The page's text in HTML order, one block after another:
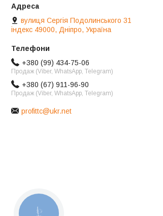
вулиця Сергія Подолинського 31
індекс 49000, Дніпро, Україна
+380 (99) 434-75-06
Продаж (Viber, WhatsApp, Telegram)
+380 (67) 911-96-90
Продаж (Viber, WhatsApp, Telegram)
profittc@ukr.net
КНОПКА